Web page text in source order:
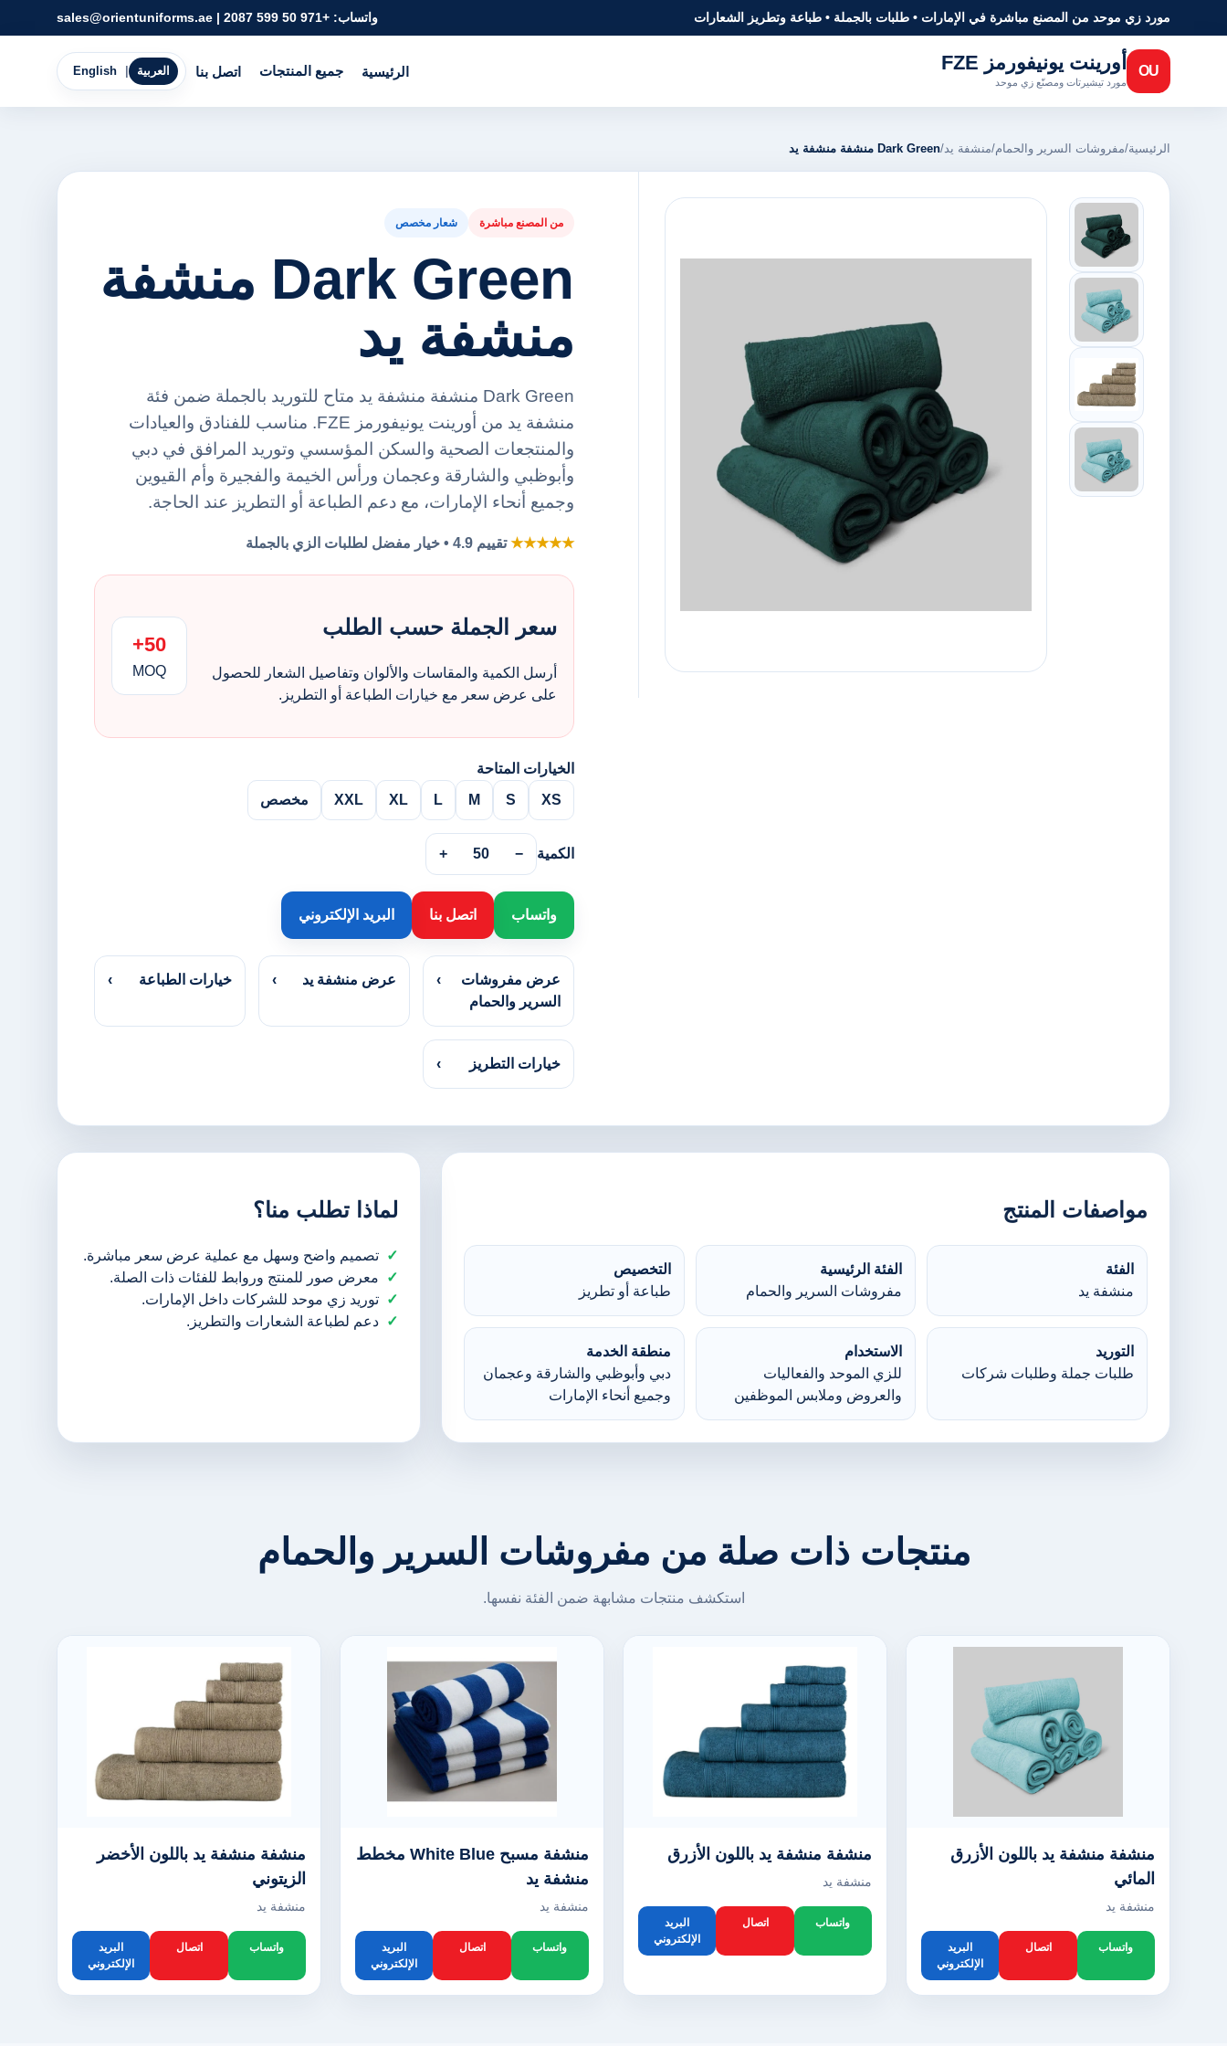
مورد زي موحد من المصنع مباشرة في الإمارات • طلبات بالجملة • طباعة وتطريز الشعارات واتساب: +971 50 599 2087
|
sales@orientuniforms.ae
OU أورينت يونيفورمز FZE
مورد تيشيرتات ومصنّع زي موحد
الرئيسية جميع المنتجات اتصل بنا English العربية
الرئيسية/مفروشات السرير والحمام/منشفة يد/Dark Green منشفة منشفة يد
من المصنع مباشرة شعار مخصص
Dark Green منشفة
منشفة يد
Dark Green منشفة منشفة يد متاح للتوريد بالجملة ضمن فئة
منشفة يد من أورينت يونيفورمز FZE. مناسب للفنادق والعيادات
والمنتجعات الصحية والسكن المؤسسي وتوريد المرافق في دبي
وأبوظبي والشارقة وعجمان ورأس الخيمة والفجيرة وأم القيوين
وجميع أنحاء الإمارات، مع دعم الطباعة أو التطريز عند الحاجة.
★★★★★تقييم 4.9 • خيار مفضل لطلبات الزي بالجملة
سعر الجملة حسب الطلب
أرسل الكمية والمقاسات والألوان وتفاصيل الشعار للحصول
على عرض سعر مع خيارات الطباعة أو التطريز.
50+
MOQ
الخيارات المتاحة
XS
S
M
L
XL
XXL مخصص
الكمية −
50
+
واتساب اتصل بنا البريد الإلكتروني
عرض مفروشات
السرير والحمام
› عرض منشفة يد › خيارات الطباعة ›
خيارات التطريز ›
مواصفات المنتج
الفئة
منشفة يد
الفئة الرئيسية
مفروشات السرير والحمام
التخصيص
طباعة أو تطريز
التوريد
طلبات جملة وطلبات شركات
الاستخدام
للزي الموحد والفعاليات
والعروض وملابس الموظفين
منطقة الخدمة
دبي وأبوظبي والشارقة وعجمان
وجميع أنحاء الإمارات
لماذا تطلب منا؟
تصميم واضح وسهل مع عملية عرض سعر مباشرة.
معرض صور للمنتج وروابط للفئات ذات الصلة.
توريد زي موحد للشركات داخل الإمارات.
دعم لطباعة الشعارات والتطريز.
منتجات ذات صلة من مفروشات السرير والحمام
استكشف منتجات مشابهة ضمن الفئة نفسها.
منشفة منشفة يد باللون الأزرق
المائي
منشفة يد
واتساب اتصال
البريد
الإلكتروني
منشفة منشفة يد باللون الأزرق
منشفة يد
واتساب اتصال
البريد
الإلكتروني
منشفة مسبح White Blue مخطط
منشفة يد
منشفة يد
واتساب اتصال
البريد
الإلكتروني
منشفة منشفة يد باللون الأخضر
الزيتوني
منشفة يد
واتساب اتصال
البريد
الإلكتروني